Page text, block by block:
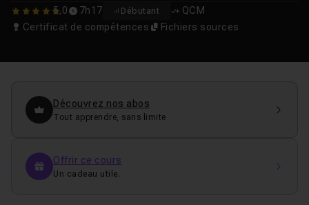
5 5,0 7h17 Débutant
QCM
Certificat de compétences
Fichiers sources
Découvrez nos abos
Tout apprendre, sans limite
Offrir ce cours
Un cadeau utile.